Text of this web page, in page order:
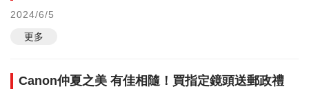
2024/6/5
更多
Canon仲夏之美 有佳相隨！買指定鏡頭送郵政禮